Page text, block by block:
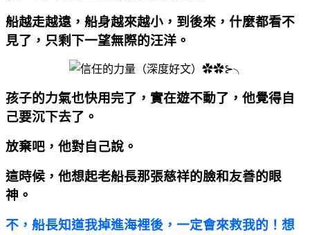
船越走越遠，船身越來越小，到後來，什麼都看不
見了，只剩下一望無際的汪洋。
孩子的力氣也快用完了，實在遊不動了，他覺得自
己要沉下去了。
放棄吧，他對自己說。
這時候，他想起老船長那張慈祥的臉和友善的眼
神。
不，船長知道我掉進海裡後，一定會來救我的！想